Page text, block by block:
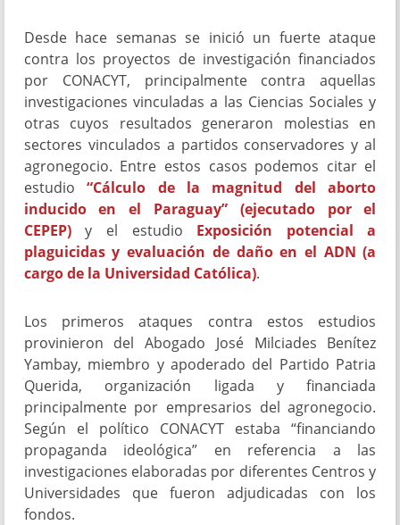
Desde hace semanas se inició un fuerte ataque
contra los proyectos de investigación financiados
por CONACYT, principalmente contra aquellas
investigaciones vinculadas a las Ciencias Sociales y
otras cuyos resultados generaron molestias en
sectores vinculados a partidos conservadores y al
agronegocio. Entre estos casos podemos citar el
estudio“Cálculo de la magnitud del aborto
inducido en el Paraguay” (ejecutado por el
CEPEP)y el estudio Exposición potencial a
plaguicidas y evaluación de daño en el ADN (a
cargo de la Universidad Católica).
Los primeros ataques contra estos estudios
provinieron del Abogado José Milciades Benítez
Yambay, miembro y apoderado del Partido Patria
Querida, organización ligada y financiada
principalmente por empresarios del agronegocio.
Según el político CONACYT estaba “financiando
propaganda ideológica” en referencia a las
investigaciones elaboradas por diferentes Centros y
Universidades que fueron adjudicadas con los
fondos.